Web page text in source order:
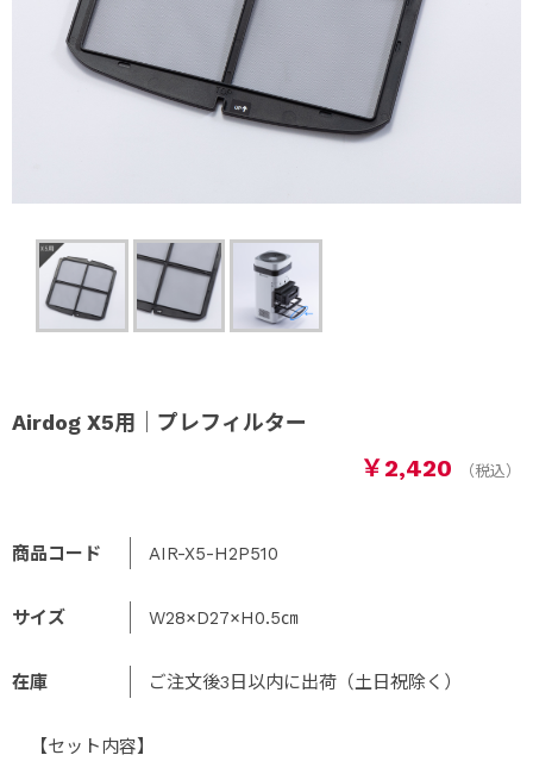
Airdog X5用｜プレフィルター
￥2,420
商品コード AIR-X5-H2P510
サイズ W28×D27×H0.5㎝
在庫 ご注文後3日以内に出荷（土日祝除く）
【セット内容】